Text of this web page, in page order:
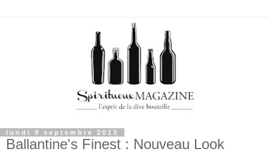
lundi 9 septembre 2013
Ballantine's Finest : Nouveau Look